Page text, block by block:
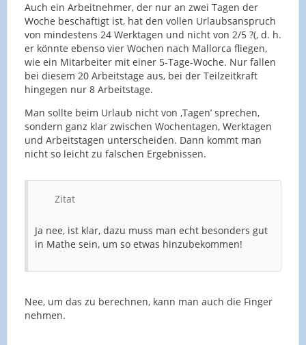
Auch ein Arbeitnehmer, der nur an zwei Tagen der
Woche beschäftigt ist, hat den vollen Urlaubsanspruch
von mindestens 24 Werktagen und nicht von 2/5 ?(, d. h.
er könnte ebenso vier Wochen nach Mallorca fliegen,
wie ein Mitarbeiter mit einer 5-Tage-Woche. Nur fallen
bei diesem 20 Arbeitstage aus, bei der Teilzeitkraft
hingegen nur 8 Arbeitstage.
Man sollte beim Urlaub nicht von ‚Tagen’ sprechen,
sondern ganz klar zwischen Wochentagen, Werktagen
und Arbeitstagen unterscheiden. Dann kommt man
nicht so leicht zu falschen Ergebnissen.
Zitat
Ja nee, ist klar, dazu muss man echt besonders gut
in Mathe sein, um so etwas hinzubekommen!
Nee, um das zu berechnen, kann man auch die Finger
nehmen.